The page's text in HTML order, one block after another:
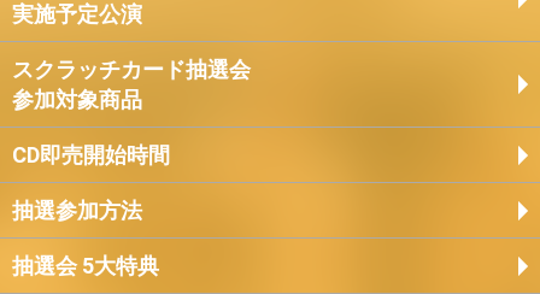
実施予定公演
スクラッチカード抽選会
参加対象商品
CD即売開始時間
抽選参加方法
抽選会 5大特典